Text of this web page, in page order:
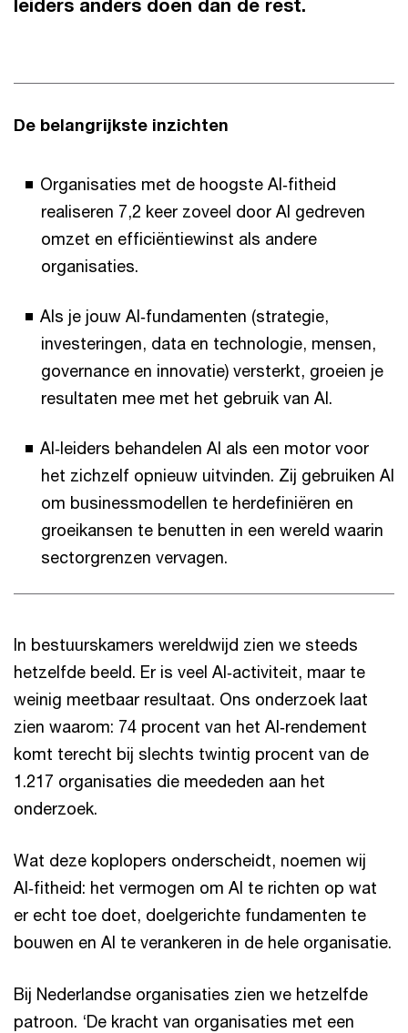
leiders anders doen dan de rest.
De belangrijkste inzichten
Organisaties met de hoogste AI‑fitheid
realiseren 7,2 keer zoveel door AI gedreven
omzet en efficiëntiewinst als andere
organisaties.
Als je jouw AI‑fundamenten (strategie,
investeringen, data en technologie, mensen,
governance en innovatie) versterkt, groeien je
resultaten mee met het gebruik van AI.
AI‑leiders behandelen AI als een motor voor
het zichzelf opnieuw uitvinden. Zij gebruiken AI
om businessmodellen te herdefiniëren en
groeikansen te benutten in een wereld waarin
sectorgrenzen vervagen.
In bestuurskamers wereldwijd zien we steeds
hetzelfde beeld. Er is veel AI‑activiteit, maar te
weinig meetbaar resultaat. Ons onderzoek laat
zien waarom: 74 procent van het AI‑rendement
komt terecht bij slechts twintig procent van de
1.217 organisaties die meededen aan het
onderzoek.
Wat deze koplopers onderscheidt, noemen wij
AI‑fitheid: het vermogen om AI te richten op wat
er echt toe doet, doelgerichte fundamenten te
bouwen en AI te verankeren in de hele organisatie.
Bij Nederlandse organisaties zien we hetzelfde
patroon. ‘De kracht van organisaties met een